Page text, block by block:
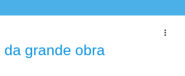
grande obra